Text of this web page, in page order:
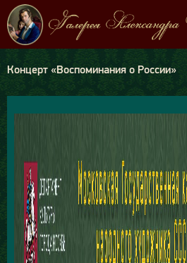
Концерт «Воспоминания о России»